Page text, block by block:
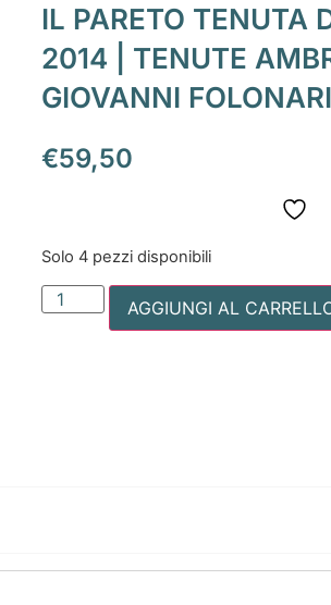
IL PARETO TENUTA
2014 | TENUTE
GIOVANNI FOLONARI
€59,50
Solo 4 pezzi disponibili
AGGIUNGI AL